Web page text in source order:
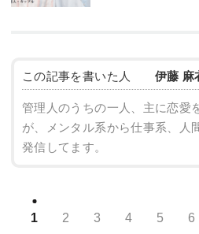
この記事を書いた人 伊藤 麻
管理人のうちの一人、主に恋愛
が、メンタル系から仕事系、人
発信してます。
1 2 3 4 5 6